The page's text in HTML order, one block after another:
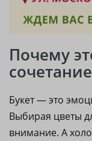
Почему
Букет — это
Выбирая цветы
внимание. А